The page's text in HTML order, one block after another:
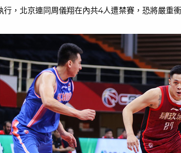
行，北京連同周儀翔在內共4人遭禁賽，恐將嚴重